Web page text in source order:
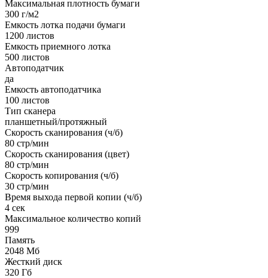
Максимальная плотность бумаги
300 г/м2
Емкость лотка подачи бумаги
1200 листов
Емкость приемного лотка
500 листов
Автоподатчик
да
Емкость автоподатчика
100 листов
Тип сканера
планшетный/протяжный
Скорость сканирования (ч/б)
80 стр/мин
Скорость сканирования (цвет)
80 стр/мин
Скорость копирования (ч/б)
30 стр/мин
Время выхода первой копии (ч/б)
4 сек
Максимальное количество копий
999
Память
2048 Мб
Жесткий диск
320 Гб